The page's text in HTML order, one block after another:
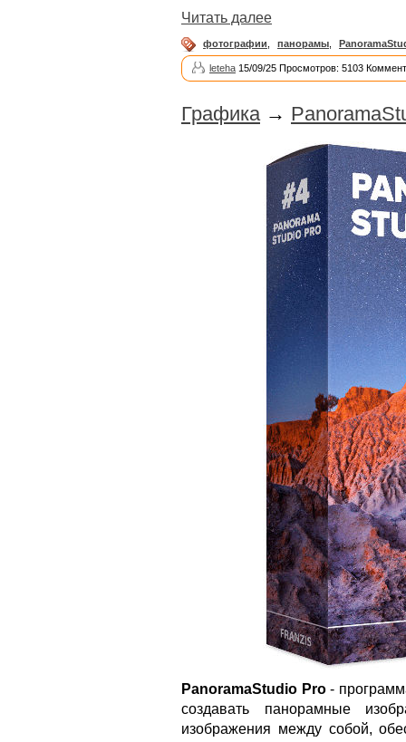
Читать далее
фотографии панорамы
leteha 15/09/25 Просмотров: 5103
Графика→
PanoramaStudio Pro-
создавать панорамные
изображения между собой,